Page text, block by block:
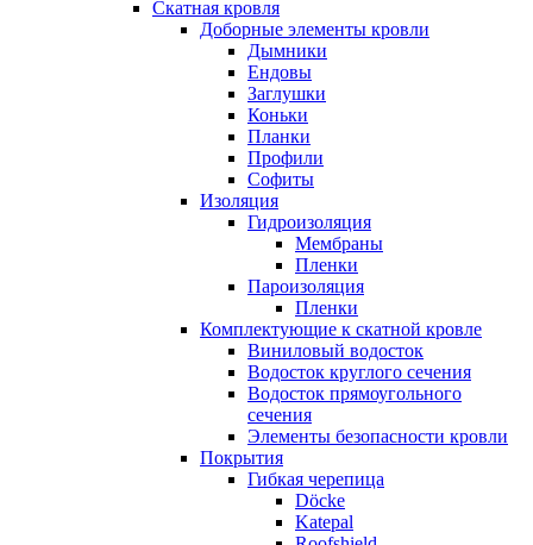
Скатная кровля
Доборные элементы кровли
Дымники
Ендовы
Заглушки
Коньки
Планки
Профили
Софиты
Изоляция
Гидроизоляция
Мембраны
Пленки
Пароизоляция
Пленки
Комплектующие к скатной кровле
Виниловый водосток
Водосток круглого сечения
Водосток прямоугольного
сечения
Элементы безопасности кровли
Покрытия
Гибкая черепица
Döcke
Katepal